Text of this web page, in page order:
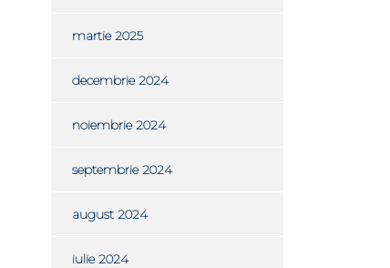
martie 2025
decembrie 2024
noiembrie 2024
septembrie 2024
august 2024
iulie 2024